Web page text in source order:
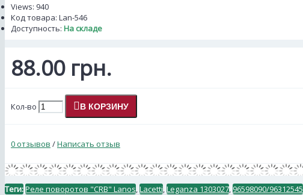
Views: 940
Код товара: Lan-546
Доступность: На складе
88.00 грн.
Кол-во В КОРЗИНУ
0 отзывов /Написать отзыв
Теги:Реле поворотов "CRB" Lanos,Lacetti,Leganza 1303027, 96598090/96312545